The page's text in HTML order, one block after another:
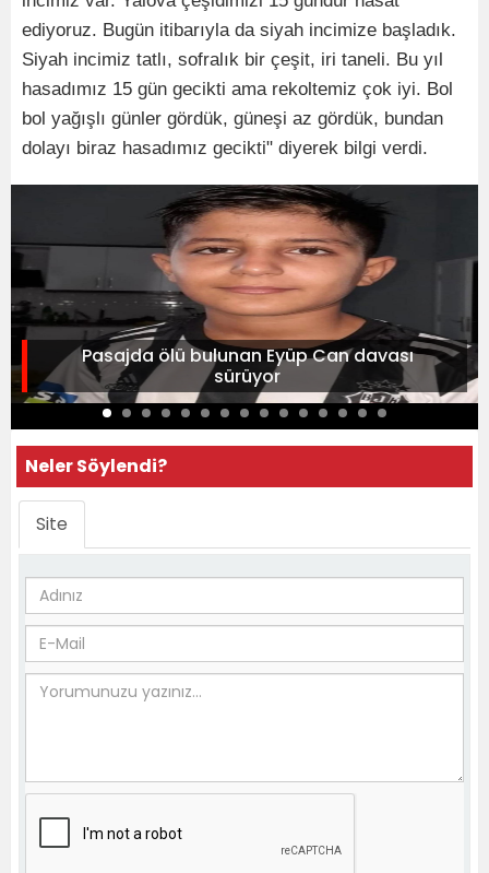
ediyoruz. Bugün itibarıyla da siyah incimize başladık.
Siyah incimiz tatlı, sofralık bir çeşit, iri taneli. Bu yıl
hasadımız 15 gün gecikti ama rekoltemiz çok iyi. Bol
bol yağışlı günler gördük, güneşi az gördük, bundan
dolayı biraz hasadımız gecikti" diyerek bilgi verdi.
Pasajda ölü bulunan Eyüp Can davası
sürüyor
Neler Söylendi?
Site